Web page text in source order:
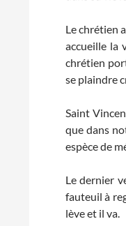
Le chrétien
accueille la
chrétien
se plaindre
Saint
que dans
espèce de
Le dernier
fauteuil à
lève et il va.